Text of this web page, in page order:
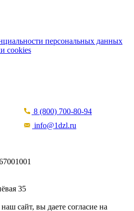
персональных данных
cookies
8 (800) 700-80-94
info@1dzl.ru
35
сайт, вы даете согласие на